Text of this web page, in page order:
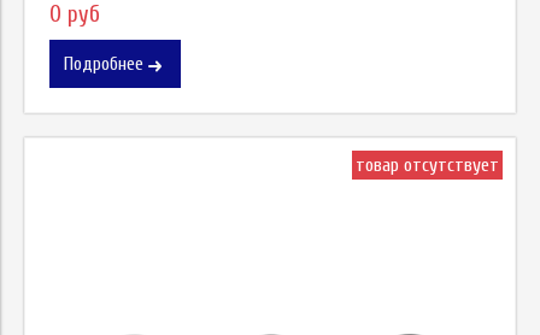
0 руб
Подробнее
товар отсутствует